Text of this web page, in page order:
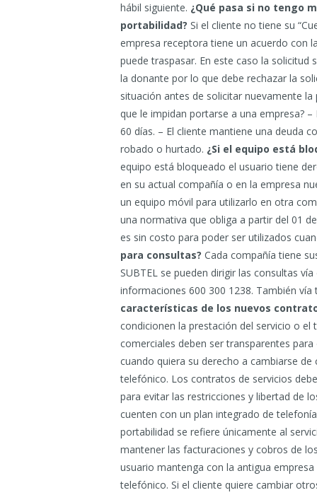
hábil siguiente. ¿Qué pasa si no tengo
portabilidad? Si el cliente no tiene su
empresa receptora tiene un acuerdo con
puede traspasar. En este caso la solicitud
la donante por lo que debe rechazar la
situación antes de solicitar nuevamente
que le impidan portarse a una empresa?
60 días. – El cliente mantiene una deuda
robado o hurtado. ¿Si el equipo está
equipo está bloqueado el usuario tiene
en su actual compañía o en la empresa
un equipo móvil para utilizarlo en otra
una normativa que obliga a partir del 01
es sin costo para poder ser utilizados
para consultas? Cada compañía tiene
SUBTEL se pueden dirigir las consultas
informaciones 600 300 1238. También
características de los nuevos
condicionen la prestación del servicio o
comerciales deben ser transparentes
cuando quiera su derecho a cambiarse
telefónico. Los contratos de servicios
para evitar las restricciones y libertad de
cuenten con un plan integrado de
portabilidad se refiere únicamente al
mantener las facturaciones y cobros de
usuario mantenga con la antigua
telefónico. Si el cliente quiere cambiar